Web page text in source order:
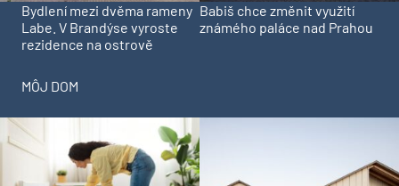
Bydlení mezi dvěma rameny
Labe. V Brandýse vyroste
rezidence na ostrově
Babiš chce změnit využití
známého paláce nad Prahou
MÔJ DOM